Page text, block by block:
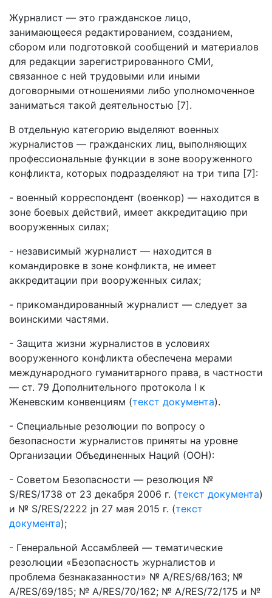
Журналист — это гражданское лицо,
занимающееся редактированием, созданием,
сбором или подготовкой сообщений и материалов
для редакции зарегистрированного СМИ,
связанное с ней трудовыми или иными
договорными отношениями либо уполномоченное
заниматься такой деятельностью [7].
В отдельную категорию выделяют военных
журналистов — гражданских лиц, выполняющих
профессиональные функции в зоне вооруженного
конфликта, которых подразделяют на три типа [7]:
- военный корреспондент (военкор) — находится в
зоне боевых действий, имеет аккредитацию при
вооруженных силах;
- независимый журналист — находится в
командировке в зоне конфликта, не имеет
аккредитации при вооруженных силах;
- прикомандированный журналист — следует за
воинскими частями.
- Защита жизни журналистов в условиях
вооруженного конфликта обеспечена мерами
международного гуманитарного права, в частности
— ст. 79 Дополнительного протокола I к
Женевским конвенциям (текст документа).
- Специальные резолюции по вопросу о
безопасности журналистов приняты на уровне
Организации Объединенных Наций (ООН):
- Советом Безопасности — резолюция №
S/RES/1738 от 23 декабря 2006 г. (текст документа)
и № S/RES/2222 jn 27 мая 2015 г. (текст
документа);
- Генеральной Ассамблеей — тематические
резолюции «Безопасность журналистов и
проблема безнаказанности» № A/RES/68/163; №
A/RES/69/185; № A/RES/70/162; № A/RES/72/175 и №